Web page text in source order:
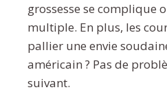
grossesse se complique
multiple. En plus, les
pallier une envie
américain ? Pas de
suivant.